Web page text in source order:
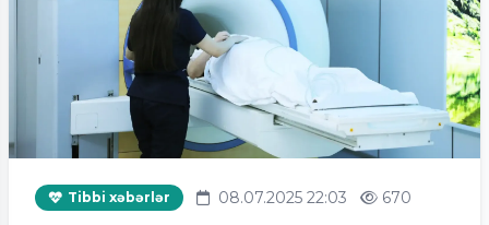
Tibbi xəbərlər 08.07.2025 22:03 670